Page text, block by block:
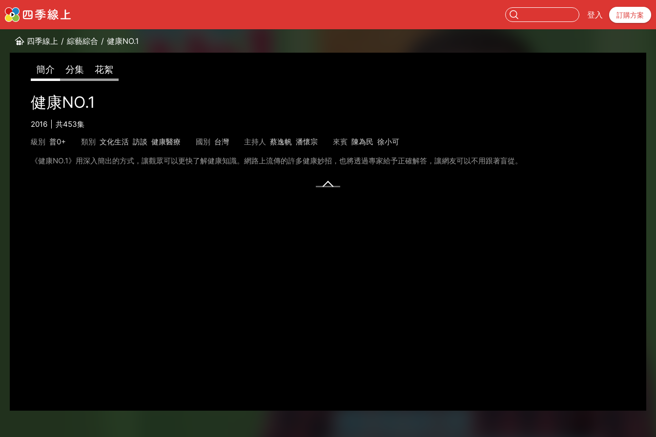
登入 訂購方案
四季線上 / 綜藝綜合 / 健康NO.1
簡介 分集 花絮
健康NO.1
2016
共453集
級別 普0+ 類別 文化生活 訪談 健康醫療 國別 台灣 主持人 蔡逸帆 潘懷宗 來賓 陳為民 徐小可
《健康NO.1》用深入簡出的方式，讓觀眾可以更快了解健康知識。網路上流傳的許多健康妙招，也將透過專家給予正確解答，讓網友可以不用跟著盲從。